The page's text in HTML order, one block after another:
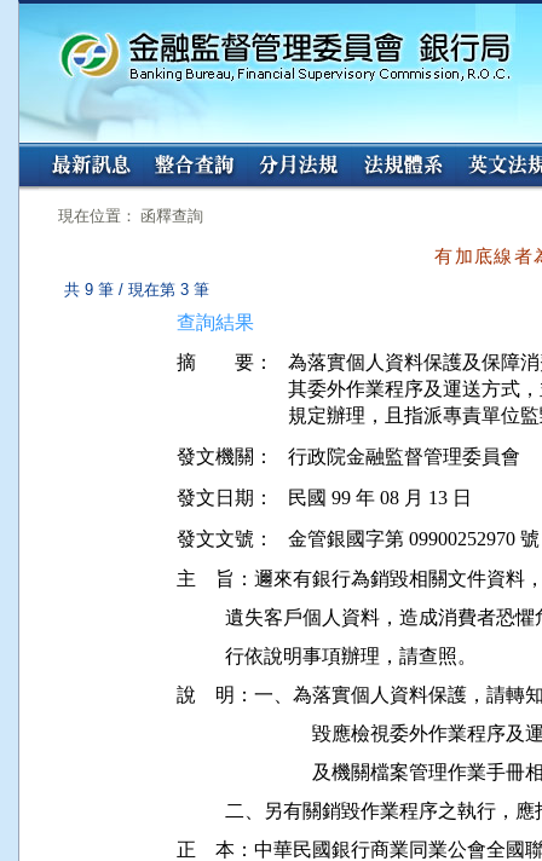
:::
現在位置： 函釋查詢
有加底線者
共 9 筆 / 現在第 3 筆
查詢結果
摘 要：
為落實個人資料保護及保障
其委外作業程序及運送方式
發文機關：
行政院金融監督管理委員會
發文日期：
民國 99 年 08 月 13 日
發文文號：
金管銀國字第 09900252970
主    旨：邇來有銀行為銷毀相關文件資料
遺失客戶個人資料，造成消費者
          行依說明事項辦理，請查照。
說    明：一、為落實個人資料保護，請轉
毀應檢視委外作業程序及運送方
及機關檔案管理作業手冊相關
二、另有關銷毀作業程序之執行，
正    本：中華民國銀行商業同業公會全國